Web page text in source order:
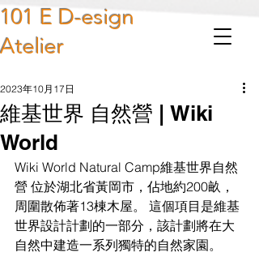
101 E D-esign
Atelier
維基世界 自然營 | Wiki
World
2023年10月17日
Wiki World Natural Camp維基世界自然
營 位於湖北省黃岡市，佔地約200畝，
周圍散佈著13棟木屋。 這個項目是維基
世界設計計劃的一部分，該計劃將在大
自然中建造一系列獨特的自然家園。